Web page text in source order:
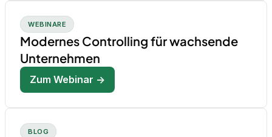
WEBINARE
Modernes Controlling für wachsende
Unternehmen
Zum Webinar →
BLOG